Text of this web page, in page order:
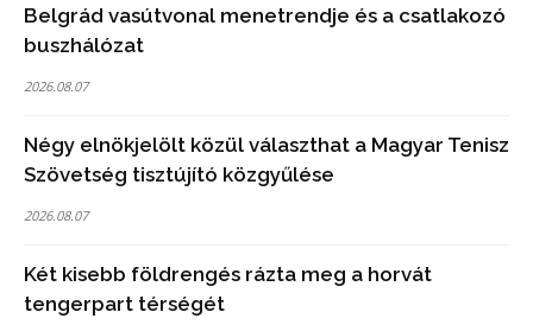
Belgrád vasútvonal menetrendje és a csatlakozó
buszhálózat
2026.08.07
Négy elnökjelölt közül választhat a Magyar Tenisz
Szövetség tisztújító közgyűlése
2026.08.07
Két kisebb földrengés rázta meg a horvát
tengerpart térségét